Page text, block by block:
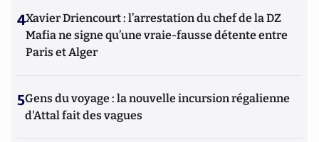
4Xavier Driencourt : l’arrestation du chef de la DZ
Mafia ne signe qu’une vraie-fausse détente entre
Paris et Alger
5Gens du voyage : la nouvelle incursion régalienne
d'Attal fait des vagues